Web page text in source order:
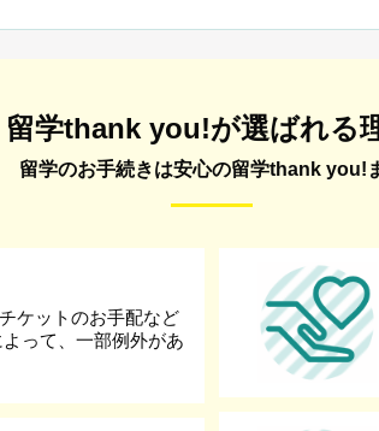
留学thank you!が選ばれる
留学のお手続きは安心の留学thank you!
ケットのお手配など
って、一部例外があ